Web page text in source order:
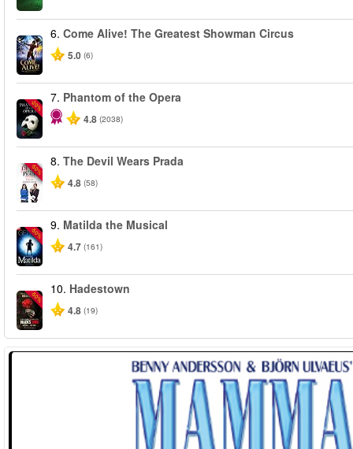
6. Come Alive! The Greatest Showman Circus
5.0 (6)
-20%
7. Phantom of the Opera
4.8 (2038)
-50%
8. The Devil Wears Prada
4.8 (58)
-50%
9. Matilda the Musical
4.7 (161)
-50%
10. Hadestown
4.8 (19)